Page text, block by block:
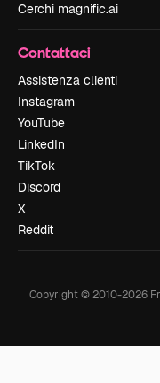
Cerchi magnific.ai
Contattaci
Assistenza clienti
Instagram
YouTube
LinkedIn
TikTok
Discord
X
Reddit
Copyright © 2010-2026